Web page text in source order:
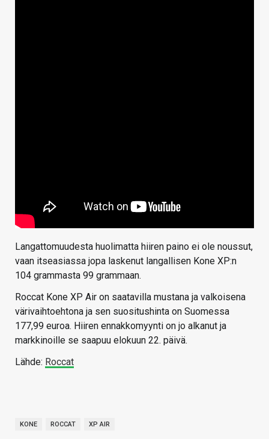
Langattomuudesta huolimatta hiiren paino ei ole noussut,
vaan itseasiassa jopa laskenut langallisen Kone XP:n
104 grammasta 99 grammaan.
Roccat Kone XP Air on saatavilla mustana ja valkoisena
värivaihtoehtona ja sen suositushinta on Suomessa
177,99 euroa. Hiiren ennakkomyynti on jo alkanut ja
markkinoille se saapuu elokuun 22. päivä.
Lähde: Roccat
KONE ROCCAT XP AIR